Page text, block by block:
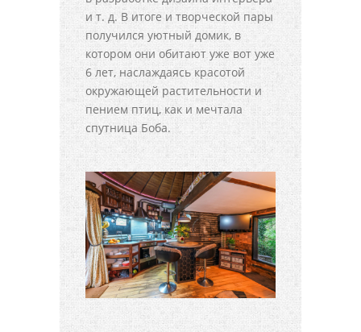
и т. д. В итоге и творческой пары
получился уютный домик, в
котором они обитают уже вот уже
6 лет, наслаждаясь красотой
окружающей растительности и
пением птиц, как и мечтала
спутница Боба.